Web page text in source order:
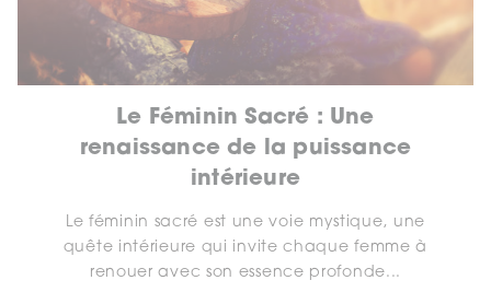
Le Féminin Sacré : Une
renaissance de la puissance
intérieure
Le féminin sacré est une voie mystique, une
quête intérieure qui invite chaque femme à
renouer avec son essence profonde...